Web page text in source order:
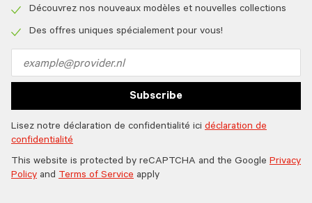
icon
icon
Découvrez nos nouveaux modèles et nouvelles collections
Des offres uniques spécialement pour vous!
address
Subscribe
Lisez notre déclaration de confidentialité ici déclaration de
confidentialité
This website is protected by reCAPTCHA and the Google Privacy
Policy and Terms of Service apply